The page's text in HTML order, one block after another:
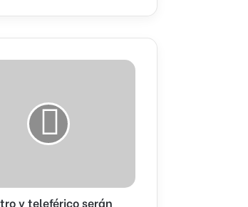
y teleférico serán